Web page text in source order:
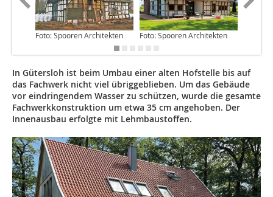
Foto: Spooren Architekten Foto: Spooren Architekten
In Gütersloh ist beim Umbau einer alten Hofstelle bis auf
das Fachwerk nicht viel übriggeblieben. Um das Gebäude
vor eindringendem Wasser zu schützen, wurde die gesamte
Fachwerkkonstruktion um etwa 35 cm angehoben. Der
Innenausbau erfolgte mit Lehmbaustoffen.